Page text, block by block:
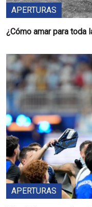
APERTURAS
¿Cómo amar para toda
APERTURAS